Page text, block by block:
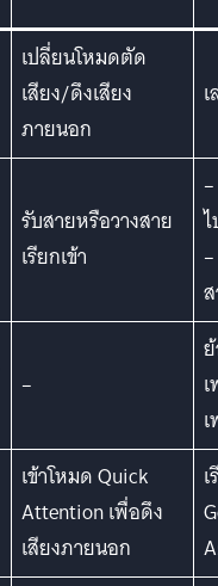
เปลี่ยนโหมดตัด
เสียง/ดึงเสียง
ภายนอก
รับสายหรือวางสาย
เรียกเข้า
–
เข้าโหมด Quick
Attention เพื่อดึง
เสียงภายนอก